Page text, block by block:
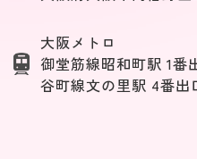
大阪メトロ
御堂筋線昭和町駅 1番
谷町線文の里駅 4番出